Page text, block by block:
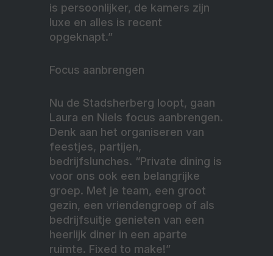
is persoonlijker, de kamers zijn
luxe en alles is recent
opgeknapt.”
Focus aanbrengen
Nu de Stadsherberg loopt, gaan
Laura en Niels focus aanbrengen.
Denk aan het organiseren van
feestjes, partijen,
bedrijfslunches. “Private dining is
voor ons ook een belangrijke
groep. Met je team, een groot
gezin, een vriendengroep of als
bedrijfsuitje genieten van een
heerlijk diner in een aparte
ruimte. Fixed to make!”